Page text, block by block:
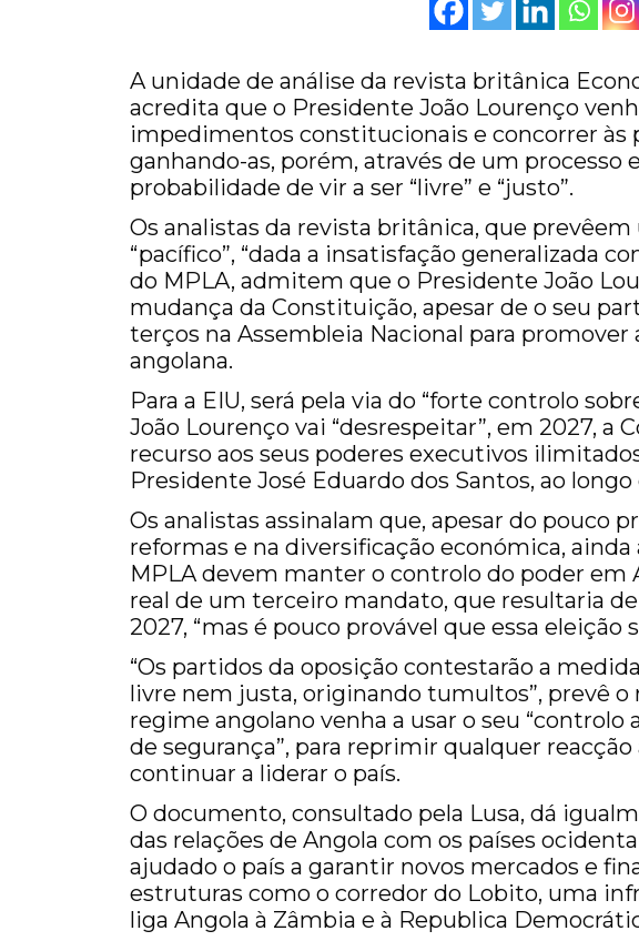
A unidade de análise da revista britânica
acredita que o Presidente João Lourenço
impedimentos constitucionais e concorrer às
ganhando-as, porém, através de um processo
probabilidade de vir a ser “livre” e “justo”.
Os analistas da revista britânica, que
“pacífico”, “dada a insatisfação generalizada
do MPLA, admitem que o Presidente João
mudança da Constituição, apesar de o seu
terços na Assembleia Nacional para promover
angolana.
Para a EIU, será pela via do “forte controlo
João Lourenço vai “desrespeitar”, em 2027, a
recurso aos seus poderes executivos
Presidente José Eduardo dos Santos, ao longo
Os analistas assinalam que, apesar do pouco
reformas e na diversificação económica, ainda
MPLA devem manter o controlo do poder em
real de um terceiro mandato, que resultaria
2027, “mas é pouco provável que essa eleição
“Os partidos da oposição contestarão a
livre nem justa, originando tumultos”, prevê
regime angolano venha a usar o seu “controlo
de segurança”, para reprimir qualquer
continuar a liderar o país.
O documento, consultado pela Lusa, dá
das relações de Angola com os países
ajudado o país a garantir novos mercados e
estruturas como o corredor do Lobito, uma
liga Angola à Zâmbia e à Republica